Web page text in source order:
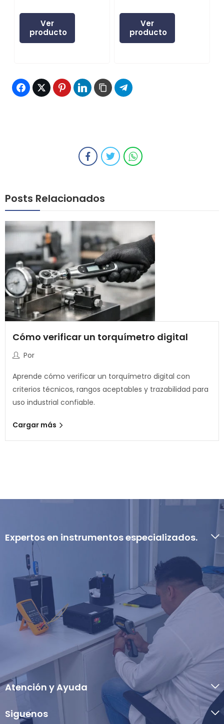
Ver
producto
Ver
producto
Posts Relacionados
Cómo verificar un torquímetro digital
Por
Aprende cómo verificar un torquímetro digital con
criterios técnicos, rangos aceptables y trazabilidad para
uso industrial confiable.
Cargar más
Expertos en instrumentos especializados.
Atención y Ayuda
Siguenos